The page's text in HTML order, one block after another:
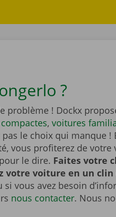
?
problème ! Dockx
, voitures
le choix qui manque !
vous profiterez de votre
le dire. Faites votre
votre voiture en un clin
vous avez besoin
nous contacter. Nous